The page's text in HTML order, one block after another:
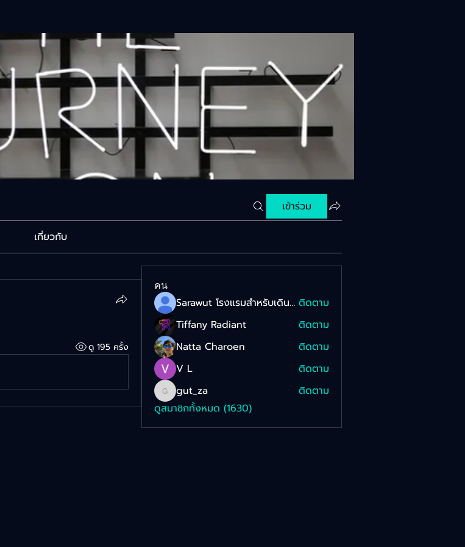
เข้าร่วม
เกี่ยวกับ
ดู 195 ครั้ง
คน
Sarawut โรงแรมสําหรับเดินทาง Onkam ติดตาม
Tiffany Radiant
ติดตาม
Natta Charoen
ติดตาม
V L
ติดตาม
gut_zagut_za
ติดตาม
ดูสมาชิกทั้งหมด (1630)